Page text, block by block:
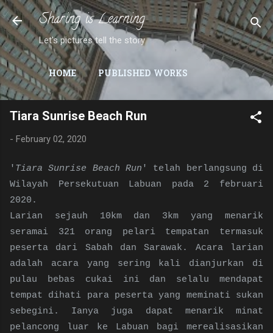
Skip to main content
Sharing is Learning
Let's pictures tell the story
HOME PUBLISHED WORKS
Tiara Sunrise Beach Run
- February 02, 2020
' Tiara Sunrise Beach Run ' telah berlangsung di
Wilayah Persekutuan Labuan pada 2 februari
2020.
Larian sejauh 10km dan 3km yang menarik
seramai 321 orang pelari tempatan termasuk
peserta dari Sabah dan Sarawak. Acara larian
adalah acara yang sering kali dianjurkan di
pulau bebas cukai ini dan selalu mendapat
tempat dihati para peserta yang meminati sukan
sebegini. Ianya juga dapat menarik minat
pelancong luar ke Labuan bagi merealisasikan